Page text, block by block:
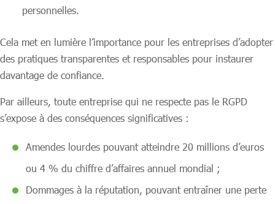
personnelles.
Cela met en lumière l’importance pour les entreprises d’adopter
des pratiques transparentes et responsables pour instaurer
davantage de confiance.
Par ailleurs, toute entreprise qui ne respecte pas le RGPD
s’expose à des conséquences significatives :
Amendes lourdes pouvant atteindre 20 millions d’euros
ou 4 % du chiffre d’affaires annuel mondial ;
Dommages à la réputation, pouvant entraîner une perte